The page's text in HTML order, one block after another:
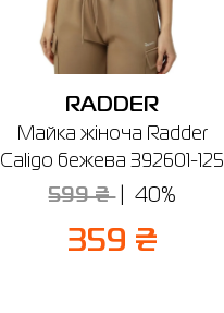
RADDER
Майка жіноча Radder
Caligo бежева 392601-125
599 ₴ 40%
359 ₴